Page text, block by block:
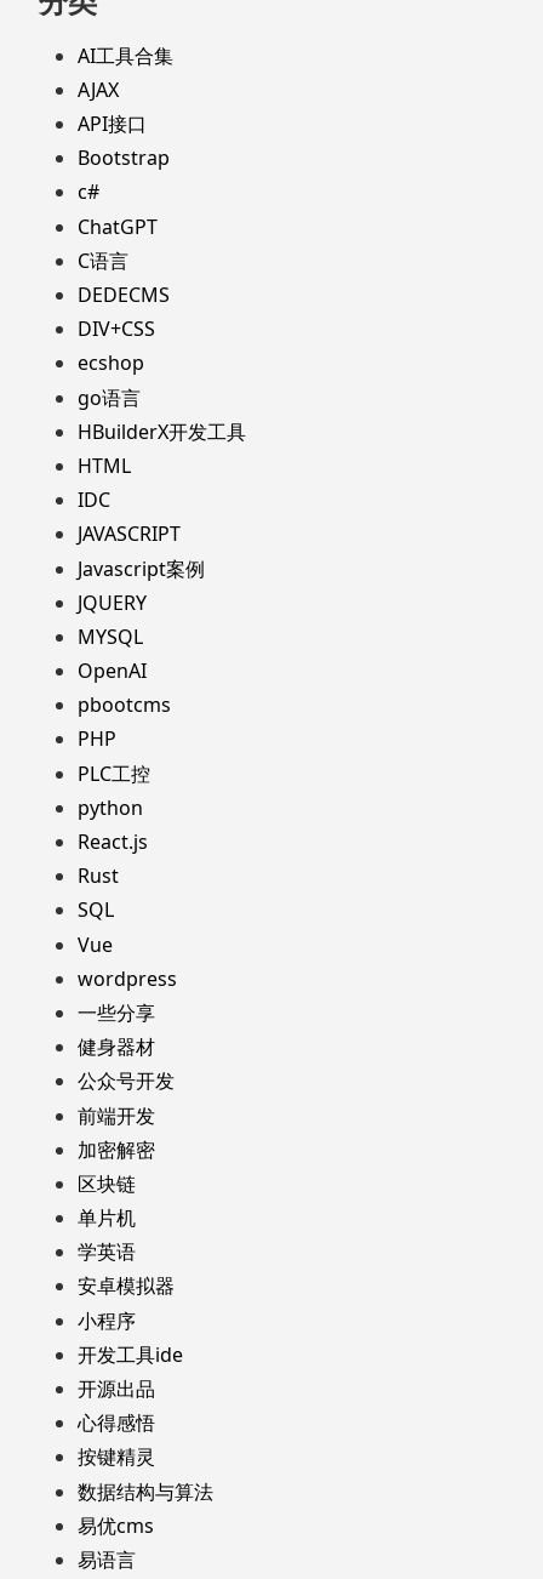
AI工具合集
AJAX
API接口
Bootstrap
c#
ChatGPT
C语言
DEDECMS
DIV+CSS
ecshop
go语言
HBuilderX开发工具
HTML
IDC
JAVASCRIPT
Javascript案例
JQUERY
MYSQL
OpenAI
pbootcms
PHP
PLC工控
python
React.js
Rust
SQL
Vue
wordpress
一些分享
健身器材
公众号开发
前端开发
加密解密
区块链
单片机
学英语
安卓模拟器
小程序
开发工具ide
开源出品
心得感悟
按键精灵
数据结构与算法
易优cms
易语言